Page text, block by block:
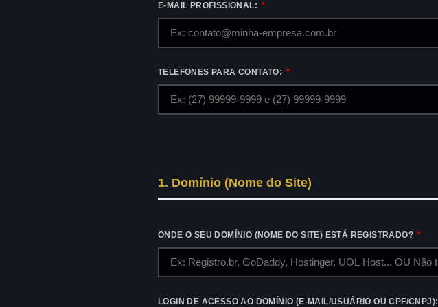
E-MAIL PROFISSIONAL:
TELEFONES PARA CONTATO:
1. Domínio (Nome do Site)
ONDE O SEU DOMÍNIO (NOME DO SITE) ESTÁ REGISTRADO?
LOGIN DE ACESSO AO DOMÍNIO (E-MAIL/USUÁRIO OU CPF/CNPJ):